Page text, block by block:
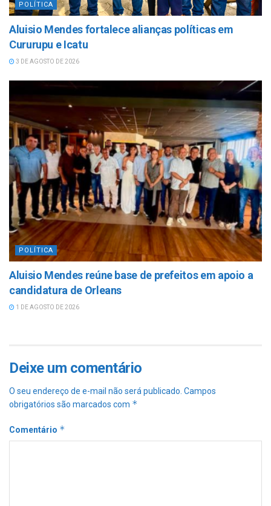
POLÍTICA
Aluisio Mendes fortalece alianças políticas em
Cururupu e Icatu
3 DE AGOSTO DE 2026
POLÍTICA
Aluisio Mendes reúne base de prefeitos em apoio a
candidatura de Orleans
1 DE AGOSTO DE 2026
Deixe um comentário
O seu endereço de e-mail não será publicado. Campos
obrigatórios são marcados com *
Comentário *